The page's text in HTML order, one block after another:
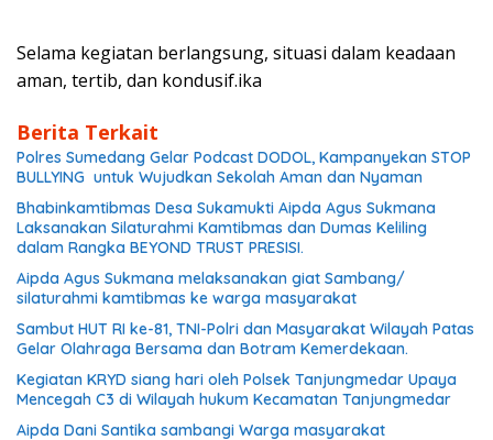
Selama kegiatan berlangsung, situasi dalam keadaan
aman, tertib, dan kondusif.ika
Berita Terkait
Polres Sumedang Gelar Podcast DODOL, Kampanyekan STOP
BULLYING untuk Wujudkan Sekolah Aman dan Nyaman
Bhabinkamtibmas Desa Sukamukti Aipda Agus Sukmana
Laksanakan Silaturahmi Kamtibmas dan Dumas Keliling
dalam Rangka BEYOND TRUST PRESISI.
Aipda Agus Sukmana melaksanakan giat Sambang/
silaturahmi kamtibmas ke warga masyarakat
Sambut HUT RI ke-81, TNI-Polri dan Masyarakat Wilayah Patas
Gelar Olahraga Bersama dan Botram Kemerdekaan.
Kegiatan KRYD siang hari oleh Polsek Tanjungmedar Upaya
Mencegah C3 di Wilayah hukum Kecamatan Tanjungmedar
Aipda Dani Santika sambangi Warga masyarakat